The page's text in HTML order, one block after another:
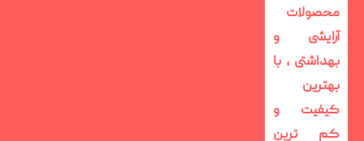
محصولات
آرایشی و
بهداشتی ، با
بهترین
کیفیت و
کم ترین